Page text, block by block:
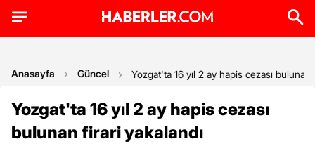
Anasayfa Güncel Yozgat'ta 16 yıl 2 ay hapis cezası bulunan
Yozgat'ta 16 yıl 2 ay hapis cezası
bulunan firari yakalandı